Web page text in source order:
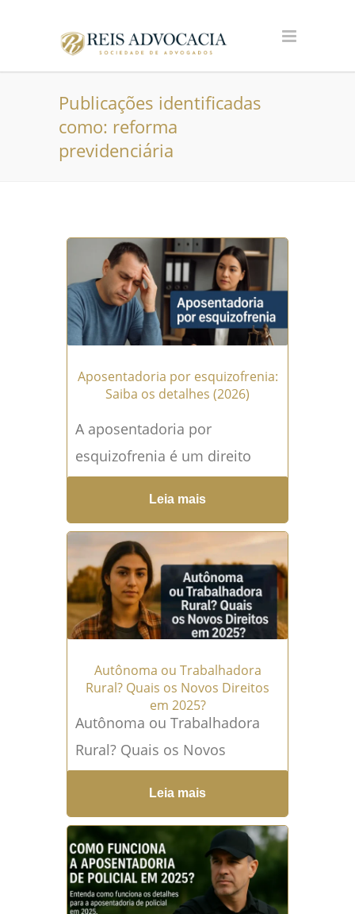
Publicações identificadas
como: reforma
previdenciária
Aposentadoria por esquizofrenia:
Saiba os detalhes (2026)
A aposentadoria por
esquizofrenia é um direito
essencial que muitas pessoas
com diagnóstico de
esquizofrenia (CID F20) têm,
mas desconhecem ou
encontram dificuldades...Leia
mais →
Leia mais
Autônoma ou Trabalhadora
Rural? Quais os Novos Direitos
em 2025?
Autônoma ou Trabalhadora
Rural? Quais os Novos
Direitos em 2025 No vasto
universo da Previdência
Social, muitas mulheres se
encontram em uma...Leia
mais →
Leia mais